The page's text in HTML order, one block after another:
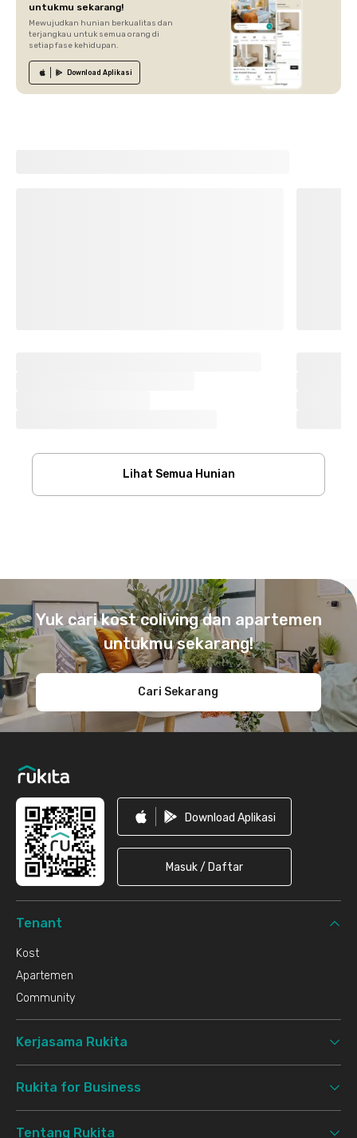
untukmu sekarang!
Mewujudkan hunian berkualitas dan
terjangkau untuk semua orang di
setiap fase kehidupan.
Download Aplikasi
Lihat Semua Hunian
Yuk cari kost coliving dan apartemen
untukmu sekarang!
Cari Sekarang
Download Aplikasi
Masuk / Daftar
Tenant
Kost
Apartemen
Community
Kerjasama Rukita
Rukita for Business
Tentang Rukita